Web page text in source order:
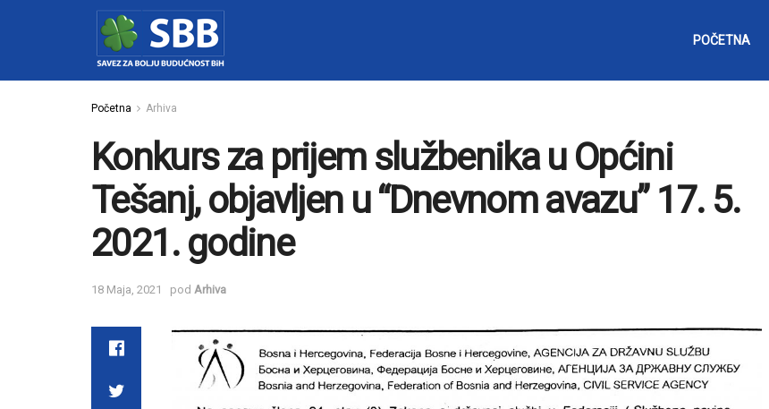
POČETNA
Početna Arhiva
Konkurs za prijem službenika u Općini
Tešanj, objavljen u “Dnevnom avazu” 17. 5.
2021. godine
18 Maja, 2021 pod Arhiva